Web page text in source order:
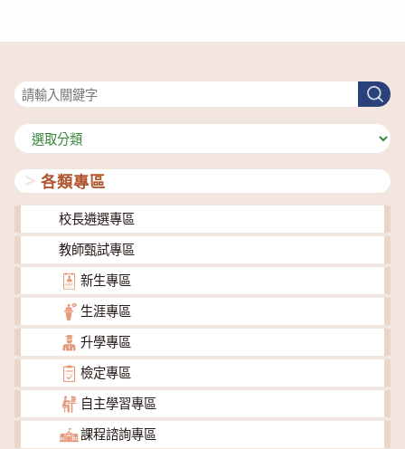
搜
尋
分
類
各類專區
校長遴選專區
教師甄試專區
新生專區
生涯專區
升學專區
檢定專區
自主學習專區
課程諮詢專區